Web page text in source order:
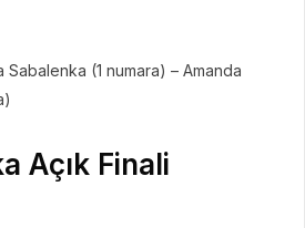
Sabalenka (1 numara) – Amanda
Açık Finali